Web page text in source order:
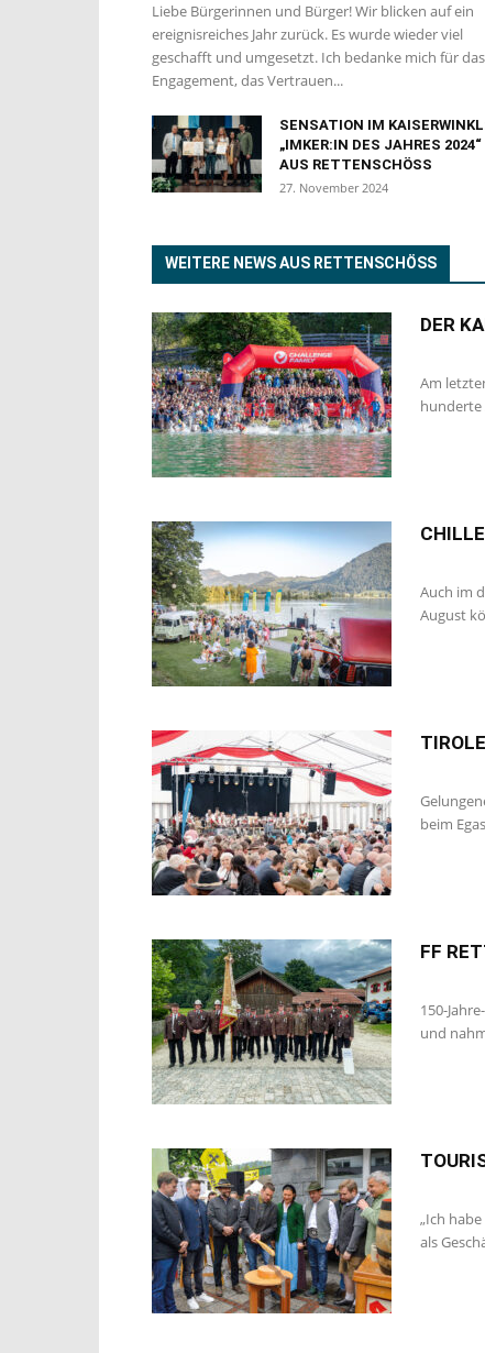
Liebe Bürgerinnen und Bürger! Wir blicken auf ein
ereignisreiches Jahr zurück. Es wurde wieder viel
geschafft und umgesetzt. Ich bedanke mich für das
Engagement, das Vertrauen...
SENSATION IM
„IMKER:IN DES JAHRES 2024“
AUS RETTENSCHÖSS
27. November 2024
WEITERE NEWS AUS RETTENSCHÖSS
DER
Am
hunderte
Auch im
August
beim
FF
150-
und
„Ich
als